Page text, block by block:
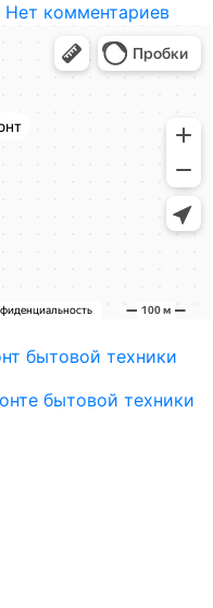
Нет комментариев